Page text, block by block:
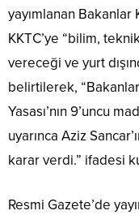
yayımlanan Bakanlar
KKTC’ye “bilim,
vereceği ve yurt
belirtilerek, “Bakanlar
Yasası’nın 9’uncu
uyarınca Aziz
karar verdi.” ifadesi
Resmi Gazete’de